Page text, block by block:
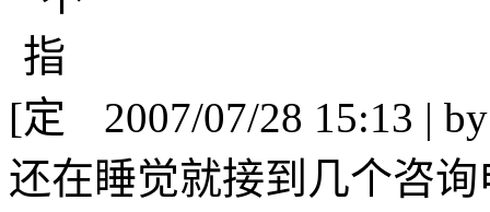
[
2007/07/28 15:13 |
还在睡觉就接到几个咨